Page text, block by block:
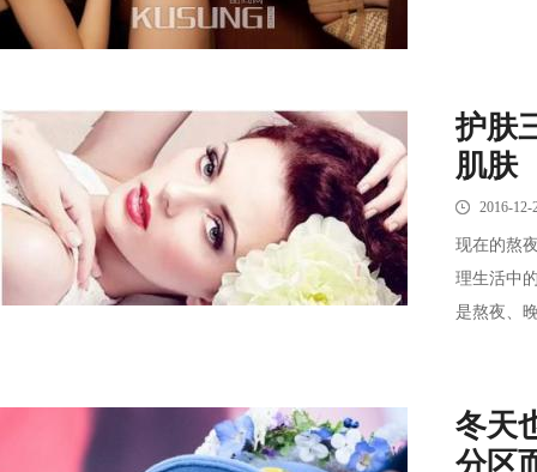
护肤
肌肤
2016-12-
现在的熬
理生活中
是熬夜、
冬天
分区